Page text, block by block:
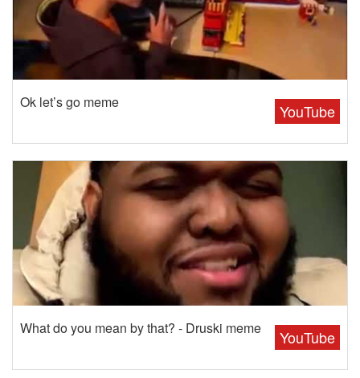
YouTube
Ok let’s go meme
YouTube
What do you mean by that? - Druski meme